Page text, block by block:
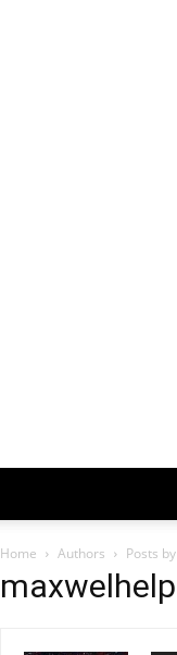
Home Authors Posts
maxwelhelp